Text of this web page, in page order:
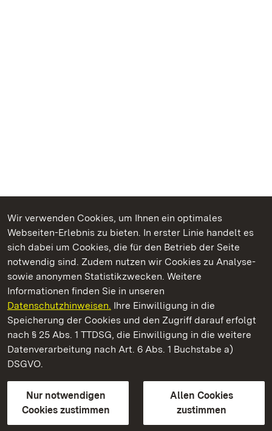
Wir verwenden Cookies, um Ihnen ein optimales
Webseiten-Erlebnis zu bieten. In erster Linie handelt es
sich dabei um Cookies, die für den Betrieb der Seite
notwendig sind. Zudem nutzen wir Cookies zu Analyse-
sowie anonymen Statistikzwecken. Weitere
Informationen finden Sie in unseren
Datenschutzhinweisen. Ihre Einwilligung in die
Speicherung der Cookies und den Zugriff darauf erfolgt
nach § 25 Abs. 1 TTDSG, die Einwilligung in die weitere
Datenverarbeitung nach Art. 6 Abs. 1 Buchstabe a)
DSGVO.
Nur notwendigen
Cookies zustimmen
Allen Cookies
zustimmen
Kommen. Staunen. Genießen.
Staatliche Schlösser und Gärten Baden‑Württemberg
Staatliche Schlösser und Gärten Baden-Württemberg
Kontakt
GebärdenspracheLeichte Sprache
Erklärung zur Barrierefreiheit
BITV-konform (geprüfte Seiten)